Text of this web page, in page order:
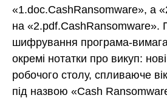
«1.doc.CashRansomware», а
на «2.pdf.CashRansomware».
шифрування програма-
окремі нотатки про викуп:
робочого столу, спливаюче
під назвою «Cash